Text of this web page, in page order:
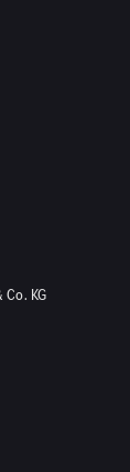
Co. KG